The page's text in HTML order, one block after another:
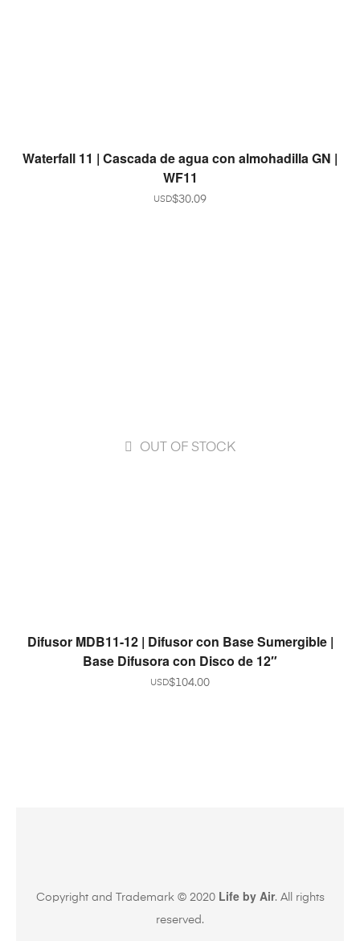
AGREGAR AL CARRITO
Waterfall 11 | Cascada de agua con almohadilla GN |
WF11
$30.09
USD
OUT OF STOCK
READ MORE
Difusor MDB11-12 | Difusor con Base Sumergible |
Base Difusora con Disco de 12″
$104.00
USD
Copyright and Trademark © 2020 Life by Air. All rights
reserved.